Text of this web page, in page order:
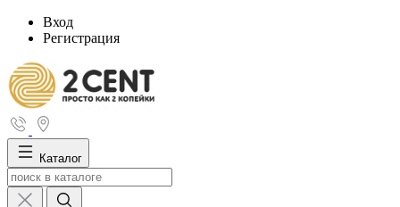
Вход
Регистрация
Каталог